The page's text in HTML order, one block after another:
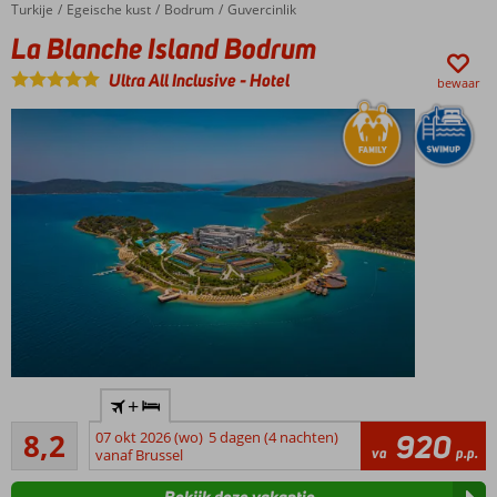
apart
kinderbad
in het
de
Home
Turkije Egeische kust Bodrum Guvercinlik
La Blanche Island Bodrum
La Blanche Island Bodrum
Ultra All Inclusive-Hotel bewaar
Diverse
restaurants
8,2
Zeer goed
31
beoordelingen
+
07 okt 2026 (wo) 5 dagen (4 nachten)
vanaf Brussel
va 920 p.p.